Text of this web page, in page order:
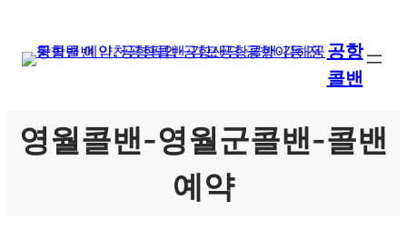
공항
콜밴
영월콜밴-영월군콜밴-콜밴
예약